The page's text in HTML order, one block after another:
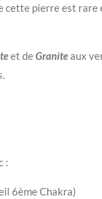
cette pierre est rare
et deGraniteaux
:
6ème Chakra)